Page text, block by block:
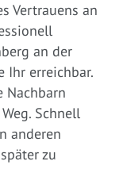
Vertrauens an
an der
Ihr erreichbar.
Nachbarn
Schnell
anderen
zu